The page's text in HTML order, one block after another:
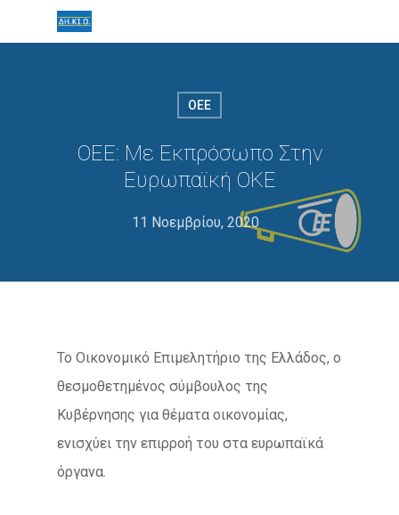
ΟΕΕ
ΟΕΕ: Με Εκπρόσωπο Στην
Ευρωπαϊκή ΟΚΕ
11 Νοεμβρίου, 2020
Το Οικονομικό Επιμελητήριο της Ελλάδος, ο
θεσμοθετημένος σύμβουλος της
Κυβέρνησης για θέματα οικονομίας,
ενισχύει την επιρροή του στα ευρωπαϊκά
όργανα.